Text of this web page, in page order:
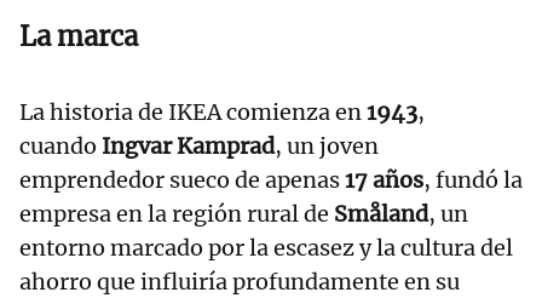
La marca
La historia de IKEA comienza en1943,
cuando Ingvar Kamprad, un joven
emprendedor sueco de apenas17 años, fundó la
empresa en la región rural de Småland, un
entorno marcado por la escasez y la cultura del
ahorro que influiría profundamente en su